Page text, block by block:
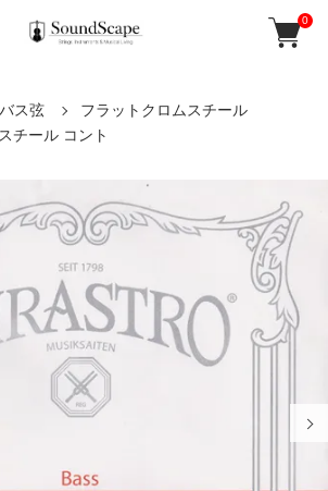
0
ス弦
フラットクロムスチール
チール コント